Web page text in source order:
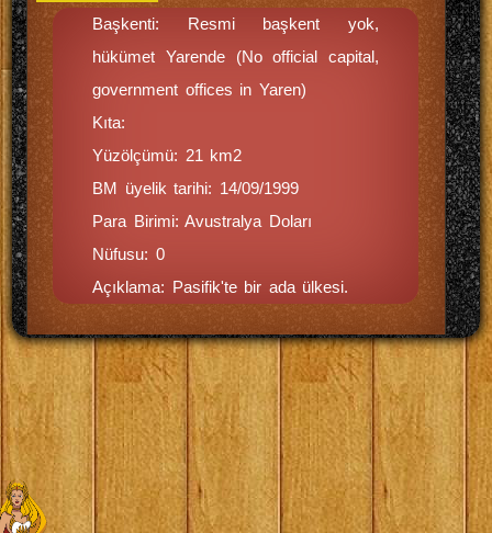
Başkenti: Resmi başkent yok,
hükümet Yarende (No official capital,
government offices in Yaren)
Kıta:
Yüzölçümü: 21 km2
BM üyelik tarihi: 14/09/1999
Para Birimi: Avustralya Doları
Nüfusu: 0
Açıklama: Pasifik'te bir ada ülkesi.
Ahmet TATAR